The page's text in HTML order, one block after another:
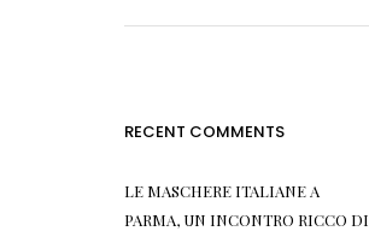
RECENT COMMENTS
LE MASCHERE ITALIANE A
PARMA, UN INCONTRO RICCO DI